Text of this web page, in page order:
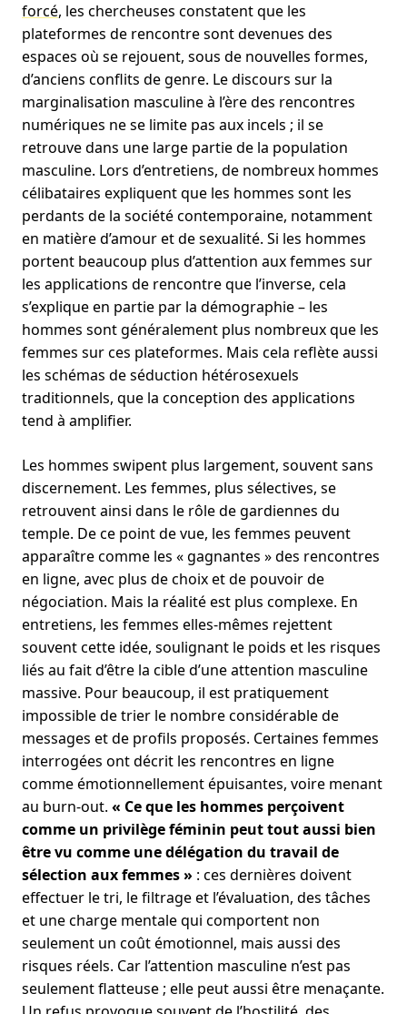
forcé, les chercheuses constatent que les
plateformes de rencontre sont devenues des
espaces où se rejouent, sous de nouvelles formes,
d’anciens conflits de genre. Le discours sur la
marginalisation masculine à l’ère des rencontres
numériques ne se limite pas aux incels ; il se
retrouve dans une large partie de la population
masculine. Lors d’entretiens, de nombreux hommes
célibataires expliquent que les hommes sont les
perdants de la société contemporaine, notamment
en matière d’amour et de sexualité. Si les hommes
portent beaucoup plus d’attention aux femmes sur
les applications de rencontre que l’inverse, cela
s’explique en partie par la démographie – les
hommes sont généralement plus nombreux que les
femmes sur ces plateformes. Mais cela reflète aussi
les schémas de séduction hétérosexuels
traditionnels, que la conception des applications
tend à amplifier.
Les hommes swipent plus largement, souvent sans
discernement. Les femmes, plus sélectives, se
retrouvent ainsi dans le rôle de gardiennes du
temple. De ce point de vue, les femmes peuvent
apparaître comme les « gagnantes » des rencontres
en ligne, avec plus de choix et de pouvoir de
négociation. Mais la réalité est plus complexe. En
entretiens, les femmes elles-mêmes rejettent
souvent cette idée, soulignant le poids et les risques
liés au fait d’être la cible d’une attention masculine
massive. Pour beaucoup, il est pratiquement
impossible de trier le nombre considérable de
messages et de profils proposés. Certaines femmes
interrogées ont décrit les rencontres en ligne
comme émotionnellement épuisantes, voire menant
au burn-out. « Ce que les hommes perçoivent
comme un privilège féminin peut tout aussi bien
être vu comme une délégation du travail de
sélection aux femmes » : ces dernières doivent
effectuer le tri, le filtrage et l’évaluation, des tâches
et une charge mentale qui comportent non
seulement un coût émotionnel, mais aussi des
risques réels. Car l’attention masculine n’est pas
seulement flatteuse ; elle peut aussi être menaçante.